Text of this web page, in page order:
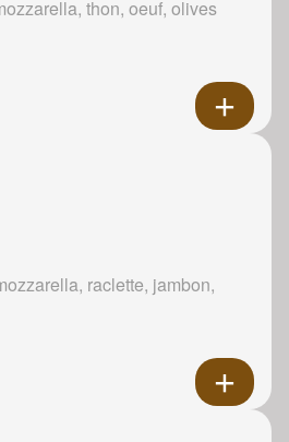
thon, oeuf, olives
raclette, jambon,